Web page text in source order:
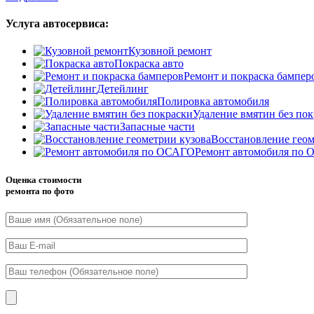
Услуга автосервиса:
Кузовной ремонт
Покраска авто
Ремонт и покраска
Детейлинг
Полировка автомобиля
Удаление вмятин без
Запасные части
Восстановление
Ремонт автомобиля по
Оценка стоимости
ремонта по фото